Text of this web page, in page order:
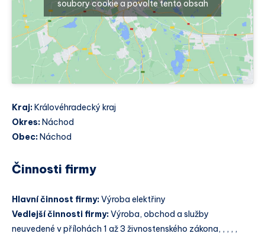
soubory cookie a povolte tento obsah
Kraj: Královéhradecký kraj
Okres: Náchod
Obec: Náchod
Činnosti firmy
Hlavní činnost firmy:Výroba elektřiny
Vedlejší činnosti firmy:Výroba, obchod a služby
neuvedené v přílohách 1 až 3 živnostenského zákona, , , , ,